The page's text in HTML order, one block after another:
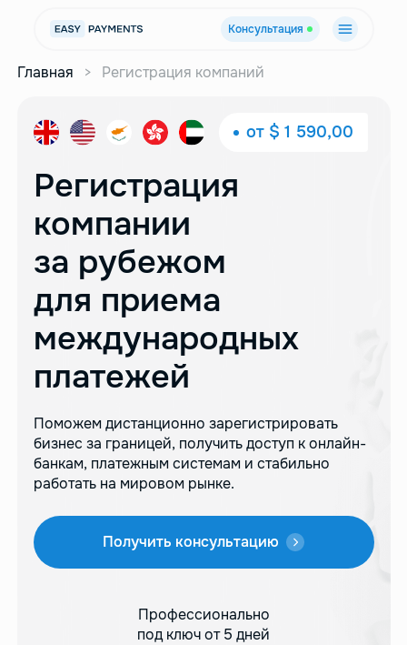
Консультация
Главная > Регистрация компаний
от $ 1 590,00
Регистрация
компании
за рубежом
для приема
международных
платежей
Поможем дистанционно зарегистрировать
бизнес за границей, получить доступ к онлайн-
банкам, платежным системам и стабильно
работать на мировом рынке.
Получить консультацию
Профессионально
под ключ от 5 дней